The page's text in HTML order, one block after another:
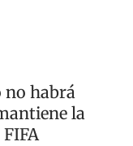
no habrá
la